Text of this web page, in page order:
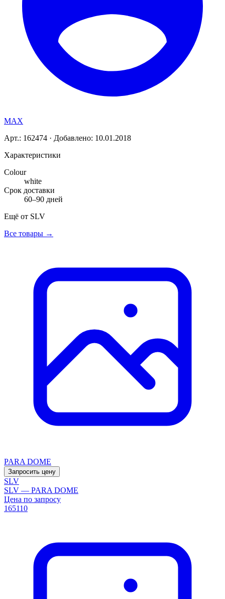
MAX
Арт.: 162474 · Добавлено: 10.01.2018
Характеристики
Colour
white
Срок доставки
60–90 дней
Ещё от SLV
Все товары →
PARA DOME
Запросить цену
SLV
SLV — PARA DOME
Цена по запросу
165110